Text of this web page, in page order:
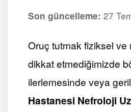
Son güncelleme: 27
Oruç tutmak fiziksel ve
dikkat etmediğimizde
ilerlemesinde veya
Hastanesi Nefroloji